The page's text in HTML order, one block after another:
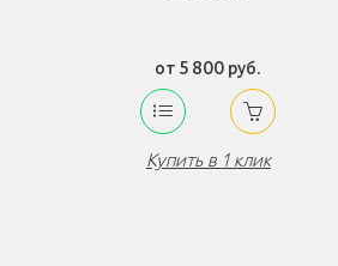
от 5 800 руб.
Купить в 1 клик